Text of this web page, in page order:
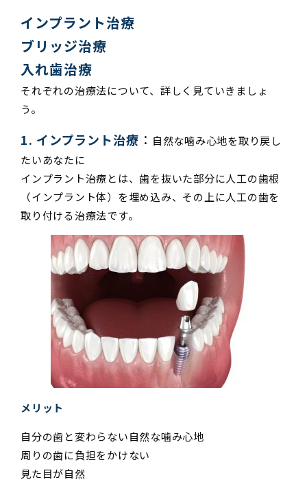
インプラント治療
ブリッジ治療
入れ歯治療
それぞれの治療法について、詳しく見ていきましょ
う。
1. インプラント治療 ： 自然な噛み心地を取り戻し
たいあなたに
インプラント治療とは、歯を抜いた部分に人工の歯根
（インプラント体）を埋め込み、その上に人工の歯を
取り付ける治療法です。
メリット
自分の歯と変わらない自然な噛み心地
周りの歯に負担をかけない
見た目が自然